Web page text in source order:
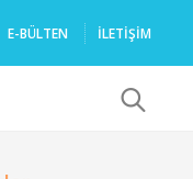
E-BÜLTEN İLETİŞİM